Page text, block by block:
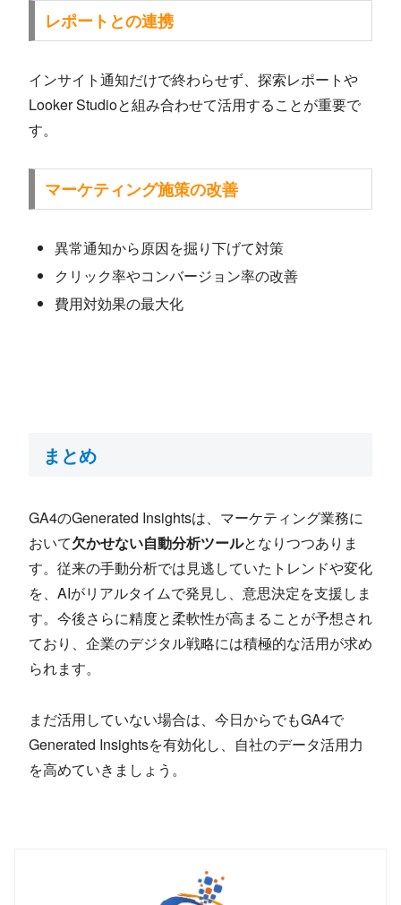
レポートとの連携
インサイト通知だけで終わらせず、探索レポートや
Looker Studioと組み合わせて活用することが重要で
す。
マーケティング施策の改善
異常通知から原因を掘り下げて対策
クリック率やコンバージョン率の改善
費用対効果の最大化
まとめ
GA4のGenerated Insightsは、マーケティング業務に
おいて欠かせない自動分析ツールとなりつつありま
す。従来の手動分析では見逃していたトレンドや変化
を、AIがリアルタイムで発見し、意思決定を支援しま
す。今後さらに精度と柔軟性が高まることが予想され
ており、企業のデジタル戦略には積極的な活用が求め
られます。
まだ活用していない場合は、今日からでもGA4で
Generated Insightsを有効化し、自社のデータ活用力
を高めていきましょう。